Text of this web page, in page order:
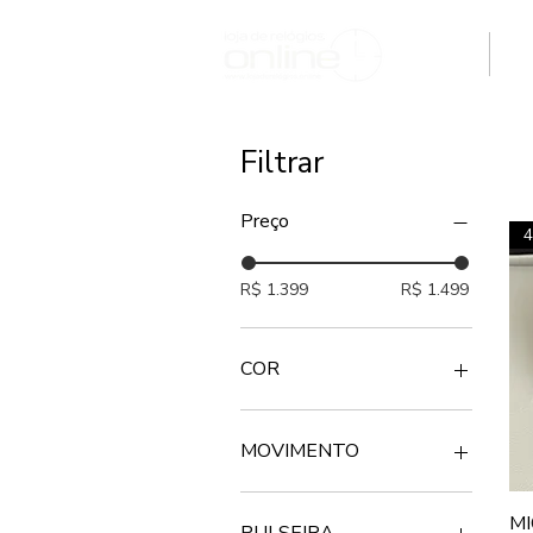
Filtrar
Preço
R$ 1.399 R$ 1.499
COR
MISTO
PRATA
MOVIMENTO
BATERIA